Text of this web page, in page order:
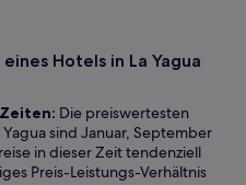
e
r
e
ö
f
f
Hotels in La Yagua
Die preiswertesten
sind Januar, September
in dieser Zeit tendenziell
Preis-Leistungs-Verhältnis